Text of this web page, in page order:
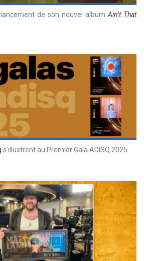
de son nouvel albumAin’t That
s’illustrent au Premier Gala ADISQ 2025